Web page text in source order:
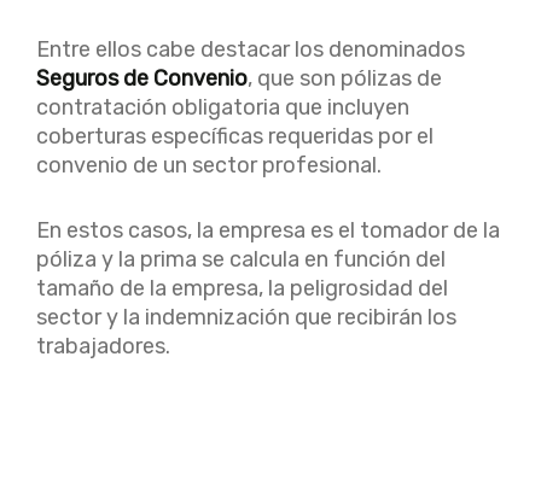
Entre ellos cabe destacar los denominados
Seguros de Convenio, que son pólizas de
contratación obligatoria que incluyen
coberturas específicas requeridas por el
convenio de un sector profesional.
En estos casos, la empresa es el tomador de la
póliza y la prima se calcula en función del
tamaño de la empresa, la peligrosidad del
sector y la indemnización que recibirán los
trabajadores.